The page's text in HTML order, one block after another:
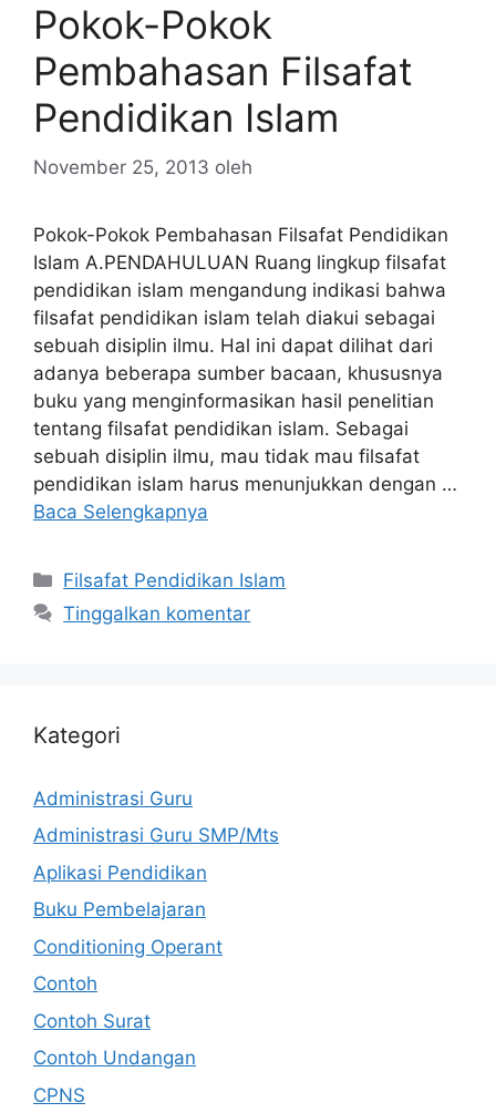
Pokok-Pokok
Pembahasan Filsafat
Pendidikan Islam
November 25, 2013 oleh
Pokok-Pokok Pembahasan Filsafat Pendidikan
Islam A.PENDAHULUAN Ruang lingkup filsafat
pendidikan islam mengandung indikasi bahwa
filsafat pendidikan islam telah diakui sebagai
sebuah disiplin ilmu. Hal ini dapat dilihat dari
adanya beberapa sumber bacaan, khususnya
buku yang menginformasikan hasil penelitian
tentang filsafat pendidikan islam. Sebagai
sebuah disiplin ilmu, mau tidak mau filsafat
pendidikan islam harus menunjukkan dengan …
Baca Selengkapnya
Kategori
Filsafat Pendidikan Islam
Tinggalkan komentar
Kategori
Administrasi Guru
Administrasi Guru SMP/Mts
Aplikasi Pendidikan
Buku Pembelajaran
Conditioning Operant
Contoh
Contoh Surat
Contoh Undangan
CPNS